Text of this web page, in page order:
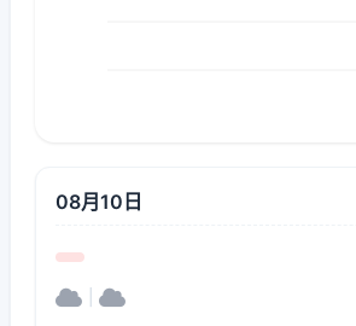
08月10日